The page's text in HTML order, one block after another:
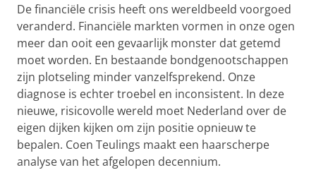
De financiële crisis heeft ons wereldbeeld voorgoed
veranderd. Financiële markten vormen in onze ogen
meer dan ooit een gevaarlijk monster dat getemd
moet worden. En bestaande bondgenootschappen
zijn plotseling minder vanzelfsprekend. Onze
diagnose is echter troebel en inconsistent. In deze
nieuwe, risicovolle wereld moet Nederland over de
eigen dijken kijken om zijn positie opnieuw te
bepalen. Coen Teulings maakt een haarscherpe
analyse van het afgelopen decennium.